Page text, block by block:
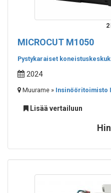
2
MICROCUT M1050
Pystykaraiset
2024
Muurame » Insinööritoimisto
Lisää vertailuun